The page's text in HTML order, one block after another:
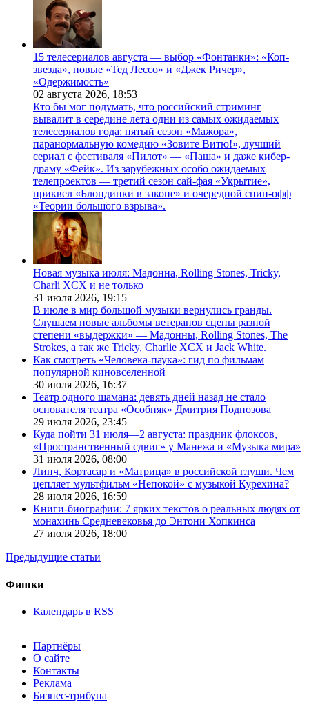
15 телесериалов августа — выбор «Фонтанки»: «Коп-
звезда», новые «Тед Лессо» и «Джек Ричер»,
«Одержимость»
02 августа 2026, 18:53
Кто бы мог подумать, что российский стриминг
вывалит в середине лета одни из самых ожидаемых
телесериалов года: пятый сезон «Мажора»,
паранормальную комедию «Зовите Витю!», лучший
сериал с фестиваля «Пилот» — «Паша» и даже кибер-
драму «Фейк». Из зарубежных особо ожидаемых
телепроектов — третий сезон сай-фая «Укрытие»,
приквел «Блондинки в законе» и очередной спин-офф
«Теории большого взрыва».
Новая музыка июля: Мадонна, Rolling Stones, Tricky,
Charli XCX и не только
31 июля 2026, 19:15
В июле в мир большой музыки вернулись гранды.
Слушаем новые альбомы ветеранов сцены разной
степени «выдержки» — Мадонны, Rolling Stones, The
Strokes, а так же Tricky, Charlie XCX и Jack White.
Как смотреть «Человека-паука»: гид по фильмам
популярной киновселенной
30 июля 2026, 16:37
Театр одного шамана: девять дней назад не стало
основателя театра «Особняк» Дмитрия Поднозова
29 июля 2026, 23:45
Куда пойти 31 июля—2 августа: праздник флоксов,
«Пространственный сдвиг» у Манежа и «Музыка мира»
31 июля 2026, 08:00
Линч, Кортасар и «Матрица» в российской глуши. Чем
цепляет мультфильм «Непокой» с музыкой Курехина?
28 июля 2026, 16:59
Книги-биографии: 7 ярких текстов о реальных людях от
монахинь Средневековья до Энтони Хопкинса
27 июля 2026, 18:00
Предыдущие статьи
Фишки
Календарь в RSS
Партнёры
О сайте
Контакты
Реклама
Бизнес-трибуна